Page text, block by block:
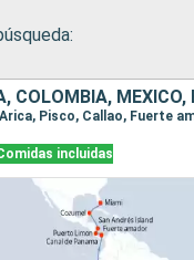
COLOMBIA,
incluidas